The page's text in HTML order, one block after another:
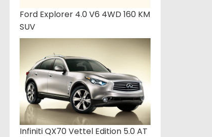
Ford Explorer 4.0 V6 4WD 160 KM
SUV
Infiniti QX70 Vettel Edition 5.0 AT